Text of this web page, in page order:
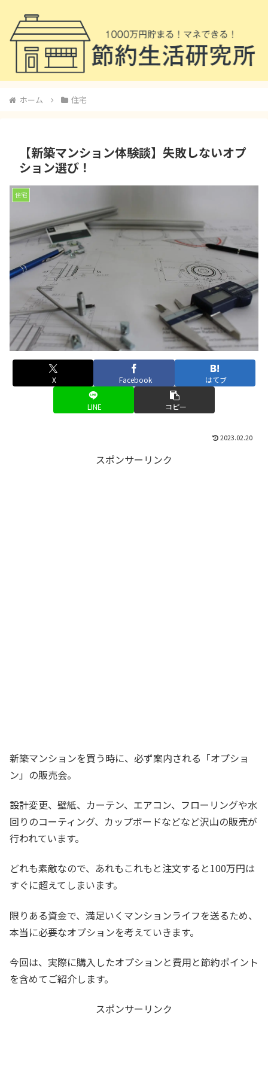
ホーム 住宅
【新築マンション体験談】失敗しないオプ
ション選び！
住宅
X Facebook はてブ
LINE コピー
2023.02.20
スポンサーリンク
新築マンションを買う時に、必ず案内される「オプショ
ン」の販売会。
設計変更、壁紙、カーテン、エアコン、フローリングや水
回りのコーティング、カップボードなどなど沢山の販売が
行われています。
どれも素敵なので、あれもこれもと注文すると100万円は
すぐに超えてしまいます。
限りある資金で、満足いくマンションライフを送るため、
本当に必要なオプションを考えていきます。
今回は、実際に購入したオプションと費用と節約ポイント
を含めてご紹介します。
スポンサーリンク